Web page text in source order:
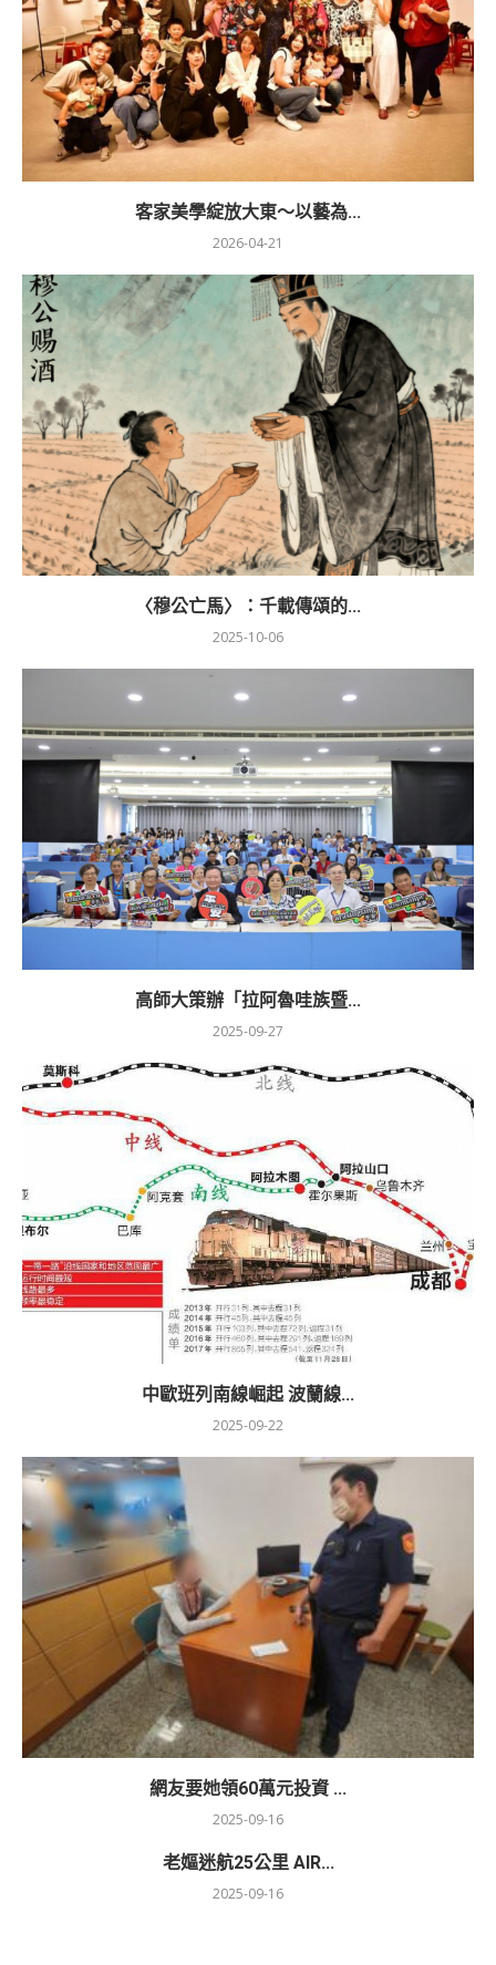
客家美學綻放大東～以藝為...
2026-04-21
〈穆公亡馬〉：千載傳頌的...
2025-10-06
高師大策辦「拉阿魯哇族暨...
2025-09-27
中歐班列南線崛起 波蘭線...
2025-09-22
網友要她領60萬元投資 ...
2025-09-16
老嫗迷航25公里 AIR...
2025-09-16